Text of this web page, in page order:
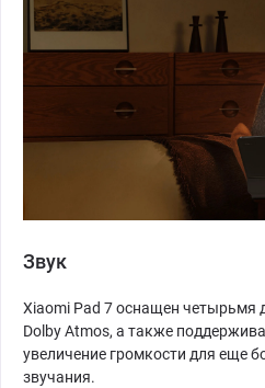
Звук
Xiaomi Pad 7 оснащен четырьмя
Dolby Atmos, а также
увеличение громкости для еще
звучания.